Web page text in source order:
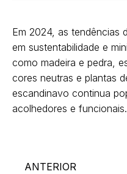
Em 2024, as tendências
em sustentabilidade e
como madeira e pedra,
cores neutras e plantas
escandinavo continua
acolhedores e funcionais.
ANTERIOR